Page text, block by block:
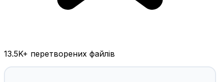
13.5K+ перетворених файлів